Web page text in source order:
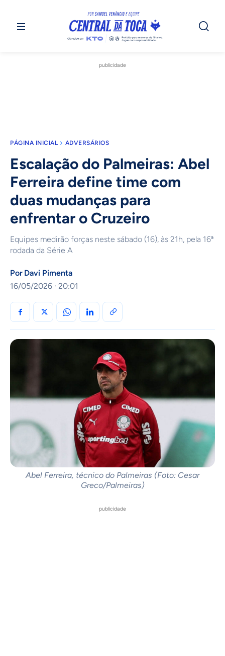
publicidade
PÁGINA INICIAL ADVERSÁRIOS
Escalação do Palmeiras: Abel
Ferreira define time com
duas mudanças para
enfrentar o Cruzeiro
Equipes medirão forças neste sábado (16), às 21h, pela 16ª
rodada da Série A
Por Davi Pimenta
16/05/2026 · 20:01
Abel Ferreira, técnico do Palmeiras (Foto: Cesar
Greco/Palmeiras)
publicidade